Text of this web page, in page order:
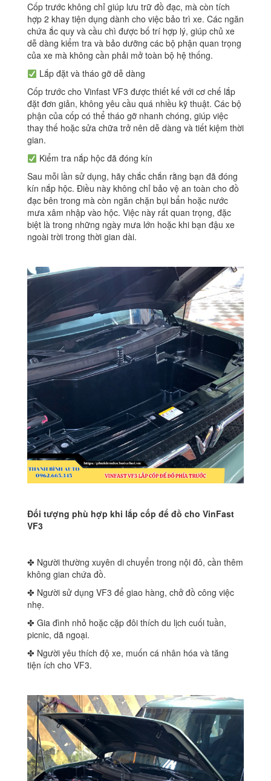
Cốp trước không chỉ giúp lưu trữ đồ đạc, mà còn tích
hợp 2 khay tiện dụng dành cho việc bảo trì xe. Các ngăn
chứa ắc quy và cầu chì được bố trí hợp lý, giúp chủ xe
dễ dàng kiểm tra và bảo dưỡng các bộ phận quan trọng
của xe mà không cần phải mở toàn bộ hệ thống.
Lắp đặt và tháo gỡ dễ dàng
Cốp trước cho Vinfast VF3 được thiết kế với cơ chế lắp
đặt đơn giản, không yêu cầu quá nhiều kỹ thuật. Các bộ
phận của cốp có thể tháo gỡ nhanh chóng, giúp việc
thay thế hoặc sửa chữa trở nên dễ dàng và tiết kiệm thời
gian.
Kiểm tra nắp hộc đã đóng kín
Sau mỗi lần sử dụng, hãy chắc chắn rằng bạn đã đóng
kín nắp hộc. Điều này không chỉ bảo vệ an toàn cho đồ
đạc bên trong mà còn ngăn chặn bụi bẩn hoặc nước
mưa xâm nhập vào hộc. Việc này rất quan trọng, đặc
biệt là trong những ngày mưa lớn hoặc khi bạn đậu xe
ngoài trời trong thời gian dài.
Đối tượng phù hợp khi lắp cốp để đồ cho VinFast
VF3
✤ Người thường xuyên di chuyển trong nội đô, cần thêm
không gian chứa đồ.
✤ Người sử dụng VF3 để giao hàng, chở đồ công việc
nhẹ.
✤ Gia đình nhỏ hoặc cặp đôi thích du lịch cuối tuần,
picnic, dã ngoại.
✤ Người yêu thích độ xe, muốn cá nhân hóa và tăng
tiện ích cho VF3.